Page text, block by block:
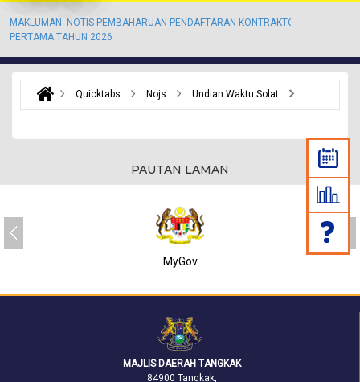
MAKLUMAN: NOTIS PEMBAHARUAN PENDAFTARAN KONTRAKTOR KALI
PERTAMA TAHUN 2026
Quicktabs Nojs Undian Waktu Solat
PAUTAN LAMAN
MyGov
MAJLIS DAERAH TANGKAK
84900 Tangkak,